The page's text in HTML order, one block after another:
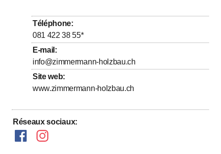
Mercredi
7:30- jusqu’à
12:00/ 13:30- jusqu’à
17:00
Jeudi
Vendredi
Samedi
Dimanche
Téléphone:
081 422 38 55*
E-mail :
info@zimmermann-holzbau.ch
Site web:
www.zimmermann-holzbau.ch
Réseaux sociaux: